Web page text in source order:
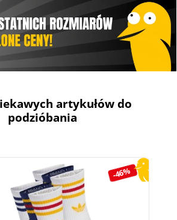
artykułów do
podzióbania
-46%